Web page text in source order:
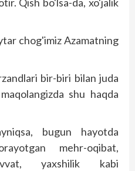
chog'imiz Azamatning
bir-biri bilan juda
shu haqda
bugun hayotda
mehr-oqibat,
yaxshilik kabi